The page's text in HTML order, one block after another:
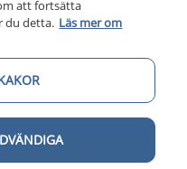
att fortsätta
du detta. Läs mer om